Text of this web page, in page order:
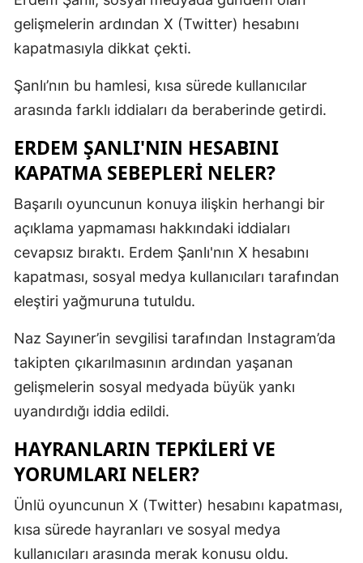
Hakkari
Hatay
İstanbul
İzmir
Kars
Kayseri
Kütahya
gelişmelerin ardından X (Twitter) hesabını
kapatmasıyla dikkat çekti.
Şanlı’nın bu hamlesi, kısa sürede kullanıcılar
arasında farklı iddiaları da beraberinde getirdi.
ERDEM ŞANLI'NIN HESABINI
KAPATMA SEBEPLERI NELER?
Başarılı oyuncunun konuya ilişkin herhangi bir
açıklama yapmaması hakkındaki iddiaları
cevapsız bıraktı. Erdem Şanlı'nın X hesabını
kapatması, sosyal medya kullanıcıları tarafından
eleştiri yağmuruna tutuldu.
Naz Sayıner’in sevgilisi tarafından Instagram’da
takipten çıkarılmasının ardından yaşanan
gelişmelerin sosyal medyada büyük yankı
uyandırdığı iddia edildi.
HAYRANLARIN TEPKILERI VE
YORUMLARI NELER?
Ünlü oyuncunun X (Twitter) hesabını kapatması,
kısa sürede hayranları ve sosyal medya
kullanıcıları arasında merak konusu oldu.